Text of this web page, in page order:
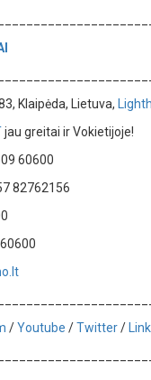
Klaipėda, Lietuva,
jau greitai ir Vokietijoje!
60600
82762156
/Youtube /Twitter/